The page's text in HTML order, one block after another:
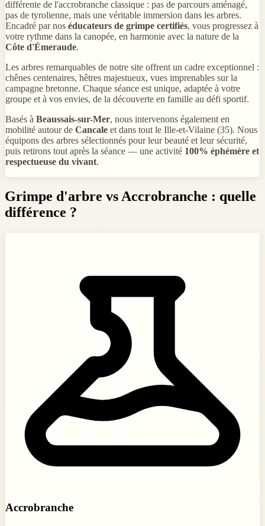
différente de l'accrobranche classique : pas de parcours aménagé,
pas de tyrolienne, mais une véritable immersion dans les arbres.
Encadré par nos éducateurs de grimpe certifiés, vous progressez à
votre rythme dans la canopée, en harmonie avec la nature de la
Côte d'Émeraude.
Les arbres remarquables de notre site offrent un cadre exceptionnel :
chênes centenaires, hêtres majestueux, vues imprenables sur la
campagne bretonne. Chaque séance est unique, adaptée à votre
groupe et à vos envies, de la découverte en famille au défi sportif.
Basés à Beaussais-sur-Mer, nous intervenons également en
mobilité autour de Cancale et dans tout le Ille-et-Vilaine (35). Nous
équipons des arbres sélectionnés pour leur beauté et leur sécurité,
puis retirons tout après la séance — une activité 100% éphémère et
respectueuse du vivant.
Grimpe d'arbre vs Accrobranche : quelle
différence ?
Accrobranche